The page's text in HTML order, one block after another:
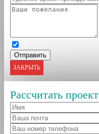
ЗАКРЫТЬ
Рассчитать проект